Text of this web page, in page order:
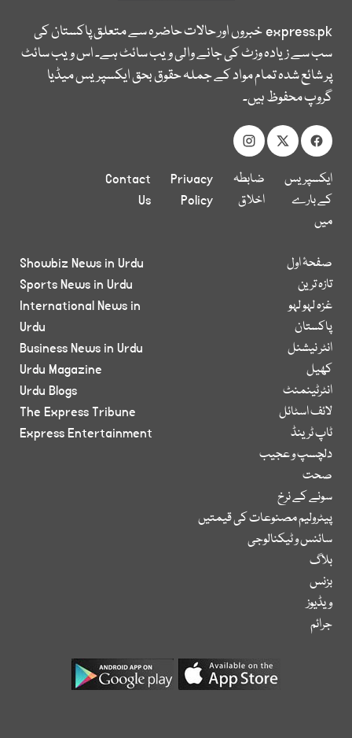
express.pkخبروں اور حالات حاضرہ سے متعلق پاکستان کی
سب سے زیادہ وزٹ کی جانے والی ویب سائٹ ہے۔ اس ویب سائٹ
پر شائع شدہ تمام مواد کے جملہ حقوق بحق ایکسپریس میڈیا
گروپ محفوظ ہیں۔
ایکسپریس
کے بارے
میں
ضابطہ
اخلاق
Privacy
Policy
Contact
Us
صفحۂ اول
تازہ ترین
غزہ لہو لہو
پاکستان
انٹر نیشنل
کھیل
انٹرٹینمنٹ
لائف اسٹائل
ٹاپ ٹرینڈ
دلچسپ و عجیب
صحت
سونے کے نرخ
پیٹرولیم مصنوعات کی قیمتیں
سائنس و ٹیکنالوجی
بلاگ
بزنس
ویڈیوز
جرائم
Showbiz News in Urdu
Sports News in Urdu
International News in
Urdu
Business News in Urdu
Urdu Magazine
Urdu Blogs
The Express Tribune
Express Entertainment